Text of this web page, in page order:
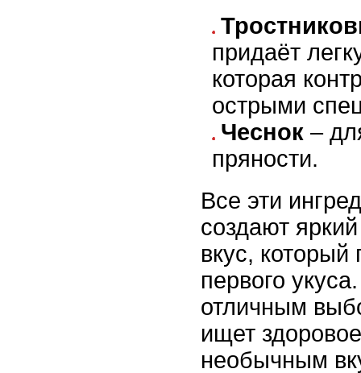
придаёт
которая
острыми
Чеснок –
пряности.
Все эти
создают
вкус, который
первого
отличным
ищет
необычным